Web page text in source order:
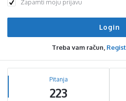
Zapamti moju prijavu
Treba vam račun,
Sidebar
Stats Pitanja
223